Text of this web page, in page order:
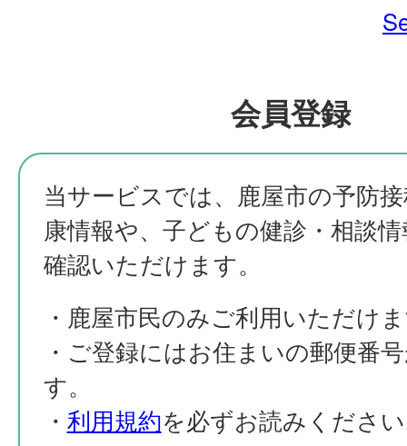
会員登録
当サービスでは、鹿屋市の予防
康情報や、子どもの健診・相談
確認いただけます。
・鹿屋市民のみご利用いただけ
・ご登録にはお住まいの郵便番
す。
・ 利用規約を必ずお読みくださ